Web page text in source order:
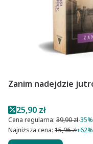
Zanim nadejdzie
Cena promocyjna
25,90 zł
Cena regularna: 39,90 zł-35%
Najniższa cena: 15,96 zł+62%